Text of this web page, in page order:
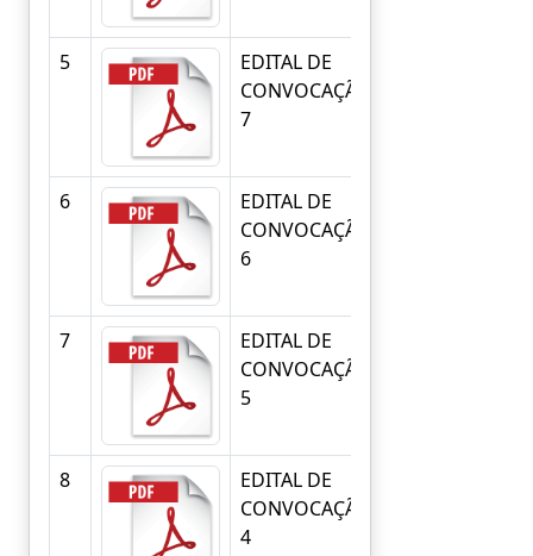
5
EDITAL DE
CONVOCAÇÃO
7
6
EDITAL DE
CONVOCAÇÃO
6
7
EDITAL DE
CONVOCAÇÃO
5
8
EDITAL DE
CONVOCAÇÃO
4